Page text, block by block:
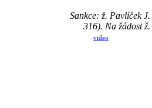
Sankce: ž. Pavlíček
316). Na žádost
video